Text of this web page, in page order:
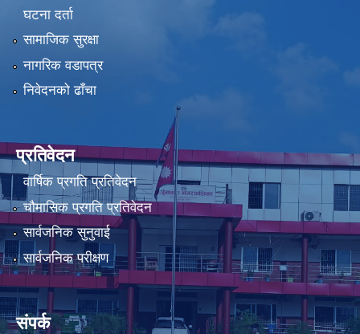
घटना दर्ता
सामाजिक सुरक्षा
नागरिक वडापत्र
निवेदनको ढाँचा
प्रतिवेदन
वार्षिक प्रगति प्रतिवेदन
चौमासिक प्रगति प्रतिवेदन
सार्वजनिक सुनुवाई
सार्वजनिक परीक्षण
संपर्क